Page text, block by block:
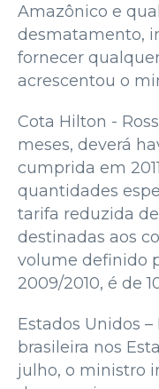
Amazônico e
desmatamento,
fornecer
acrescentou o
Cota Hilton -
meses, deverá
cumprida em
quantidades
tarifa reduzida
destinadas aos
volume definido
2009/2010, é de
Estados Unidos
brasileira nos
julho, o ministro